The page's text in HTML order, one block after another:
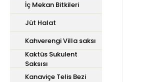
İç Mekan Bitkileri
Jüt Halat
Kahverengi Villa saksı
Kaktüs Sukulent
Saksısı
Kanaviçe Telis Bezi